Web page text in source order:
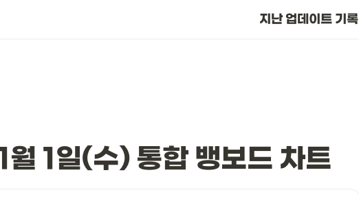
지난 업데이트 기록
1일(수) 통합 뱅보드 차트